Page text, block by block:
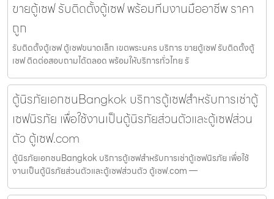
ขายตู้เซฟ รับติดตั้งตู้เซฟ พร้อมทีมงานมืออาชีพ ราคา
ถูก
รับติดตั้งตู้เซฟ ตู้เซฟขนาดเล็ก เขตพระนคร บริการ ขายตู้เซฟ รับติดตั้งตู้
เซฟ ติดต่อสอบถามได้ตลอด พร้อมให้บริการทั่วไทย รั
ตู้นิรภัยเอกชนBangkok บริการตู้เซฟสำหรับการเช่าตู้
เซฟนิรภัย เพื่อใช้งานเป็นตู้นิรภัยส่วนตัวและตู้เซฟส่วน
ตัว ตู้เซฟ.com
ตู้นิรภัยเอกชนBangkok บริการตู้เซฟสำหรับการเช่าตู้เซฟนิรภัย เพื่อใช้
งานเป็นตู้นิรภัยส่วนตัวและตู้เซฟส่วนตัว ตู้เซฟ.com —